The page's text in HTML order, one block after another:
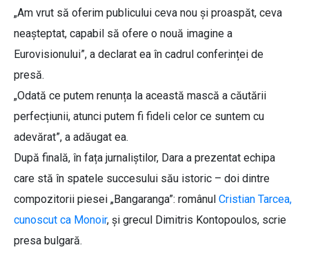
„Am vrut să oferim publicului ceva nou și proaspăt, ceva
neașteptat, capabil să ofere o nouă imagine a
Eurovisionului”, a declarat ea în cadrul conferinței de
presă.
„Odată ce putem renunța la această mască a căutării
perfecțiunii, atunci putem fi fideli celor ce suntem cu
adevărat”, a adăugat ea.
După finală, în fața jurnaliștilor, Dara a prezentat echipa
care stă în spatele succesului său istoric – doi dintre
compozitorii piesei „Bangaranga”: românul Cristian Tarcea,
cunoscut ca Monoir, și grecul Dimitris Kontopoulos, scrie
presa bulgară.